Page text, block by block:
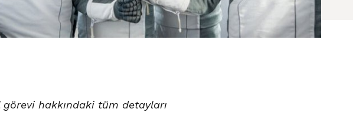
görevi hakkındaki tüm detayları